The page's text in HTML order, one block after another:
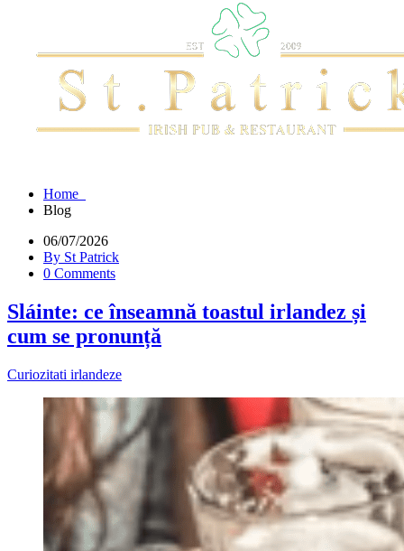
Home
Blog
06/07/2026
By St Patrick
0 Comments
Sláinte: ce înseamnă toastul irlandez și
cum se pronunță
Curiozitati irlandeze